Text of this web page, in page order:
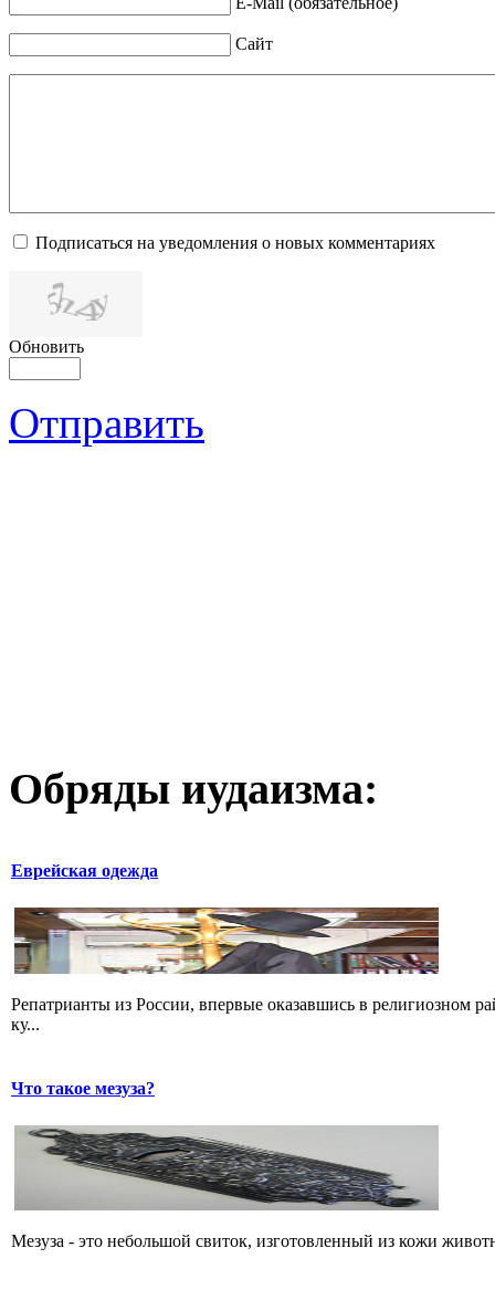
Сайт
Подписаться на уведомления о новых комментариях
Обновить
Отправить
Обряды иудаизма:
Еврейская одежда
Репатрианты из России, впервые оказавшись в
ку...
Что такое мезуза?
Мезуза - это небольшой свиток, изготовленный из кожи